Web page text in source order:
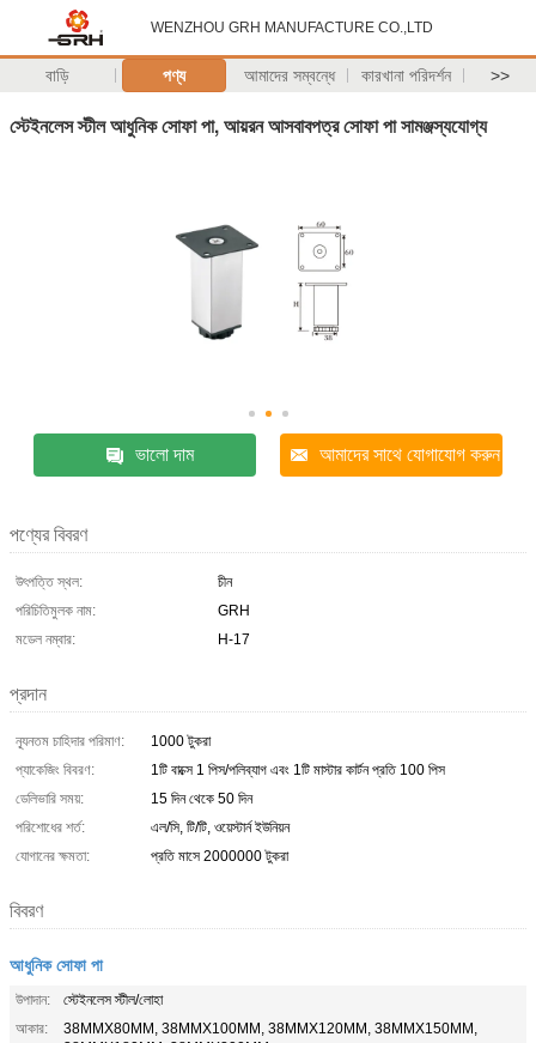
WENZHOU GRH MANUFACTURE CO.,LTD
বাড়ি পণ্য আমাদের সম্বন্ধে কারখানা পরিদর্শন >>
স্টেইনলেস স্টীল আধুনিক সোফা পা, আয়রন আসবাবপত্র সোফা পা সামঞ্জস্যযোগ্য
ভালো দাম আমাদের সাথে যোগাযোগ করুন
পণ্যের বিবরণ
উৎপত্তি স্থল:
চীন
পরিচিতিমুলক নাম:
GRH
মডেল নম্বার:
H-17
প্রদান
ন্যূনতম চাহিদার পরিমাণ:
1000 টুকরা
প্যাকেজিং বিবরণ:
1টি বাক্সে 1 পিস/পলিব্যাগ এবং 1টি মাস্টার কার্টন প্রতি 100 পিস
ডেলিভারি সময়:
15 দিন থেকে 50 দিন
পরিশোধের শর্ত:
এল/সি, টি/টি, ওয়েস্টার্ন ইউনিয়ন
যোগানের ক্ষমতা:
প্রতি মাসে 2000000 টুকরা
বিবরণ
আধুনিক সোফা পা
উপাদান:
স্টেইনলেস স্টীল/লোহা
আকার:
38MMX80MM, 38MMX100MM, 38MMX120MM, 38MMX150MM,